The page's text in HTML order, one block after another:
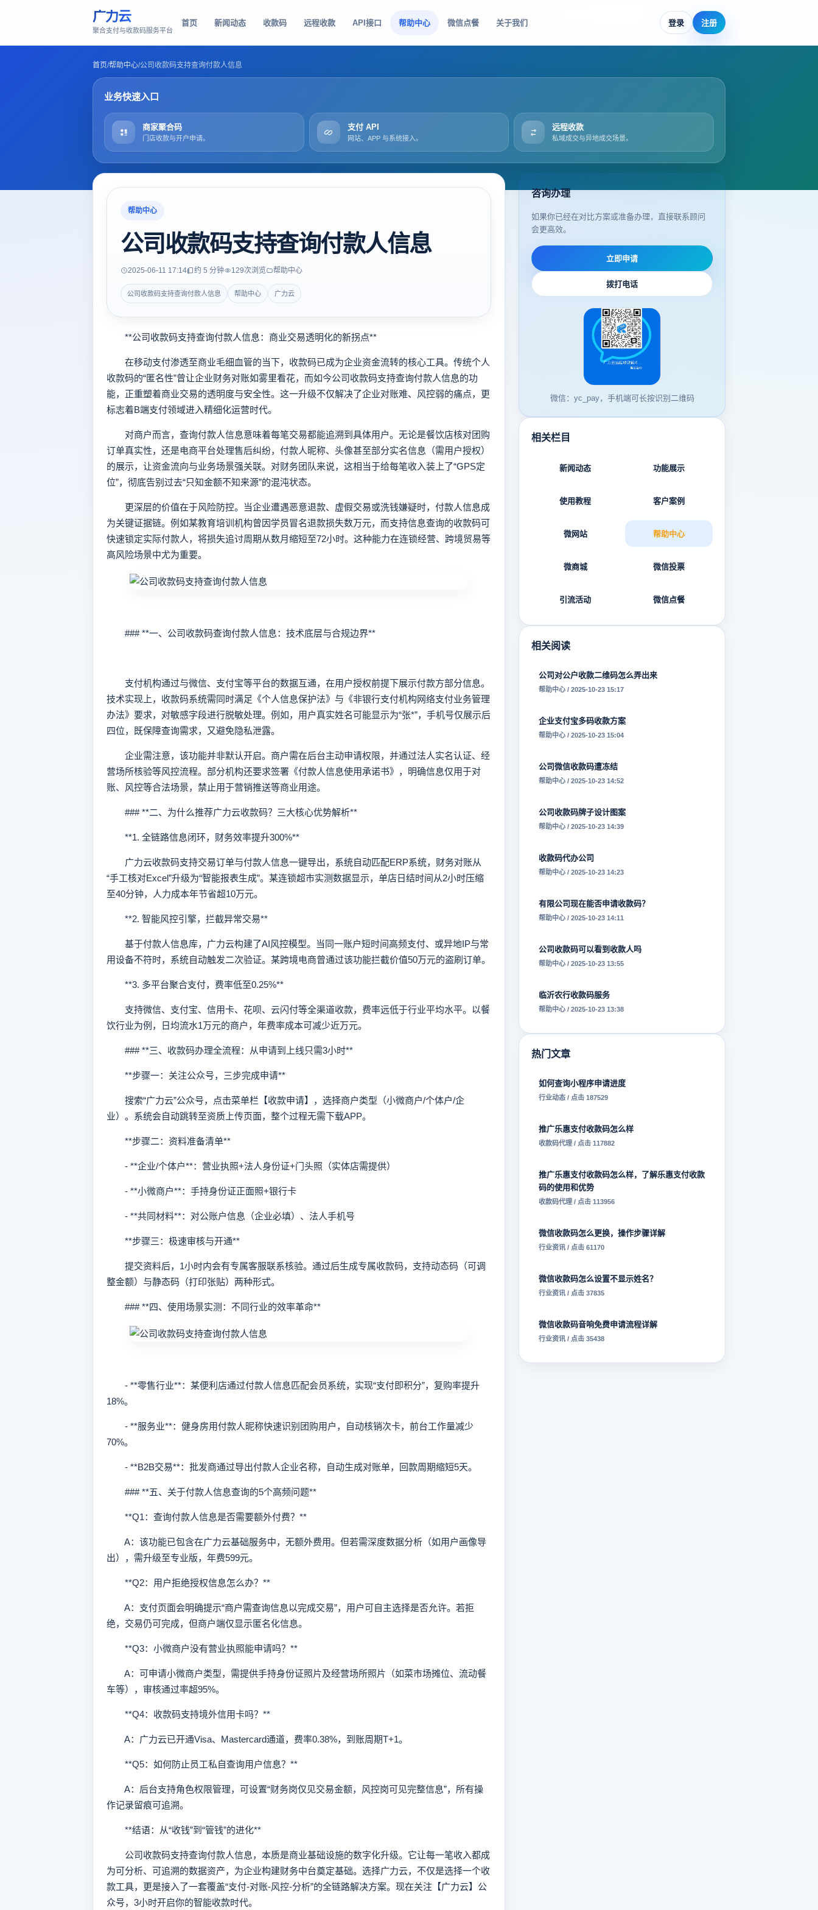
广力云
聚合支付与收款码服务平台
首页 新闻动态 收款码 远程收款 API接口 帮助中心 微信点餐 关于我们 登录 注册
首页/帮助中心/公司收款码支持查询付款人信息
业务快速入口
商家聚合码
门店收款与开户申请。
支付 API
网站、APP 与系统接入。
远程收款
私域成交与异地成交场景。
帮助中心
公司收款码支持查询付款人信息
2025-06-11 17:14 约 5 分钟 129次浏览 帮助中心
公司收款码支持查询付款人信息 帮助中心 广力云
**公司收款码支持查询付款人信息：商业交易透明化的新拐点**
在移动支付渗透至商业毛细血管的当下，收款码已成为企业资金流转的核心工具。传统个人
收款码的“匿名性”曾让企业财务对账如雾里看花，而如今公司收款码支持查询付款人信息的功
能，正重塑着商业交易的透明度与安全性。这一升级不仅解决了企业对账难、风控弱的痛点，更
标志着B端支付领域进入精细化运营时代。
对商户而言，查询付款人信息意味着每笔交易都能追溯到具体用户。无论是餐饮店核对团购
订单真实性，还是电商平台处理售后纠纷，付款人昵称、头像甚至部分实名信息（需用户授权）
的展示，让资金流向与业务场景强关联。对财务团队来说，这相当于给每笔收入装上了“GPS定
位”，彻底告别过去“只知金额不知来源”的混沌状态。
更深层的价值在于风险防控。当企业遭遇恶意退款、虚假交易或洗钱嫌疑时，付款人信息成
为关键证据链。例如某教育培训机构曾因学员冒名退款损失数万元，而支持信息查询的收款码可
快速锁定实际付款人，将损失追讨周期从数月缩短至72小时。这种能力在连锁经营、跨境贸易等
高风险场景中尤为重要。
### **一、公司收款码查询付款人信息：技术底层与合规边界**
支付机构通过与微信、支付宝等平台的数据互通，在用户授权前提下展示付款方部分信息。
技术实现上，收款码系统需同时满足《个人信息保护法》与《非银行支付机构网络支付业务管理
办法》要求，对敏感字段进行脱敏处理。例如，用户真实姓名可能显示为“张*”，手机号仅展示后
四位，既保障查询需求，又避免隐私泄露。
企业需注意，该功能并非默认开启。商户需在后台主动申请权限，并通过法人实名认证、经
营场所核验等风控流程。部分机构还要求签署《付款人信息使用承诺书》，明确信息仅用于对
账、风控等合法场景，禁止用于营销推送等商业用途。
### **二、为什么推荐广力云收款码？三大核心优势解析**
**1. 全链路信息闭环，财务效率提升300%**
广力云收款码支持交易订单与付款人信息一键导出，系统自动匹配ERP系统，财务对账从
“手工核对Excel”升级为“智能报表生成”。某连锁超市实测数据显示，单店日结时间从2小时压缩
至40分钟，人力成本年节省超10万元。
**2. 智能风控引擎，拦截异常交易**
基于付款人信息库，广力云构建了AI风控模型。当同一账户短时间高频支付、或异地IP与常
用设备不符时，系统自动触发二次验证。某跨境电商曾通过该功能拦截价值50万元的盗刷订单。
**3. 多平台聚合支付，费率低至0.25%**
支持微信、支付宝、信用卡、花呗、云闪付等全渠道收款，费率远低于行业平均水平。以餐
饮行业为例，日均流水1万元的商户，年费率成本可减少近万元。
### **三、收款码办理全流程：从申请到上线只需3小时**
**步骤一：关注公众号，三步完成申请**
搜索“广力云”公众号，点击菜单栏【收款申请】，选择商户类型（小微商户/个体户/企
业）。系统会自动跳转至资质上传页面，整个过程无需下载APP。
**步骤二：资料准备清单**
- **企业/个体户**：营业执照+法人身份证+门头照（实体店需提供）
- **小微商户**：手持身份证正面照+银行卡
- **共同材料**：对公账户信息（企业必填）、法人手机号
**步骤三：极速审核与开通**
提交资料后，1小时内会有专属客服联系核验。通过后生成专属收款码，支持动态码（可调
整金额）与静态码（打印张贴）两种形式。
### **四、使用场景实测：不同行业的效率革命**
- **零售行业**：某便利店通过付款人信息匹配会员系统，实现“支付即积分”，复购率提升
18%。
- **服务业**：健身房用付款人昵称快速识别团购用户，自动核销次卡，前台工作量减少
70%。
- **B2B交易**：批发商通过导出付款人企业名称，自动生成对账单，回款周期缩短5天。
### **五、关于付款人信息查询的5个高频问题**
**Q1：查询付款人信息是否需要额外付费？**
A：该功能已包含在广力云基础服务中，无额外费用。但若需深度数据分析（如用户画像导
出），需升级至专业版，年费599元。
**Q2：用户拒绝授权信息怎么办？**
A：支付页面会明确提示“商户需查询信息以完成交易”，用户可自主选择是否允许。若拒
绝，交易仍可完成，但商户端仅显示匿名化信息。
**Q3：小微商户没有营业执照能申请吗？**
A：可申请小微商户类型，需提供手持身份证照片及经营场所照片（如菜市场摊位、流动餐
车等），审核通过率超95%。
**Q4：收款码支持境外信用卡吗？**
A：广力云已开通Visa、Mastercard通道，费率0.38%，到账周期T+1。
**Q5：如何防止员工私自查询用户信息？**
A：后台支持角色权限管理，可设置“财务岗仅见交易金额，风控岗可见完整信息”，所有操
作记录留痕可追溯。
**结语：从“收钱”到“管钱”的进化**
公司收款码支持查询付款人信息，本质是商业基础设施的数字化升级。它让每一笔收入都成
为可分析、可追溯的数据资产，为企业构建财务中台奠定基础。选择广力云，不仅是选择一个收
款工具，更是接入了一套覆盖“支付-对账-风控-分析”的全链路解决方案。现在关注【广力云】公
众号，3小时开启你的智能收款时代。
咨询办理
如果你已经在对比方案或准备办理，直接联系顾问
会更高效。
立即申请
拨打电话
微信：yc_pay，手机端可长按识别二维码
相关栏目
新闻动态 功能展示
使用教程 客户案例
微网站 帮助中心
微商城 微信投票
引流活动 微信点餐
相关阅读
公司对公户收款二维码怎么弄出来
帮助中心 / 2025-10-23 15:17
企业支付宝多码收款方案
帮助中心 / 2025-10-23 15:04
公司微信收款码遭冻结
帮助中心 / 2025-10-23 14:52
公司收款码牌子设计图案
帮助中心 / 2025-10-23 14:39
收款码代办公司
帮助中心 / 2025-10-23 14:23
有限公司现在能否申请收款码？
帮助中心 / 2025-10-23 14:11
公司收款码可以看到收款人吗
帮助中心 / 2025-10-23 13:55
临沂农行收款码服务
帮助中心 / 2025-10-23 13:38
热门文章
如何查询小程序申请进度
行业动态 / 点击 187529
推广乐惠支付收款码怎么样
收款码代理 / 点击 117882
推广乐惠支付收款码怎么样，了解乐惠支付收款
码的使用和优势
收款码代理 / 点击 113956
微信收款码怎么更换，操作步骤详解
行业资讯 / 点击 61170
微信收款码怎么设置不显示姓名？
行业资讯 / 点击 37835
微信收款码音响免费申请流程详解
行业资讯 / 点击 35438